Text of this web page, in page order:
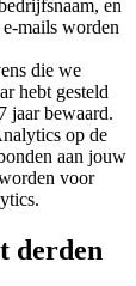
en
mails worden
die we
hebt gesteld
jaar bewaard.
op de
aan jouw
voor
derden